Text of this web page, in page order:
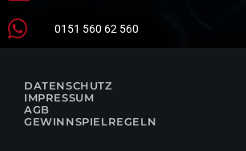
0151 560 62 560
DATENSCHUTZ
IMPRESSUM
AGB
GEWINNSPIELREGELN